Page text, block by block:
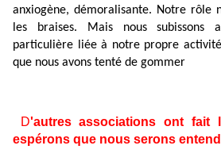
anxiogène, démoralisante. Notre rôle
les braises. Mais nous subissons
particulière liée à notre propre
que nous avons tenté de gommer
D'autres associations ont fait
espérons que nous serons